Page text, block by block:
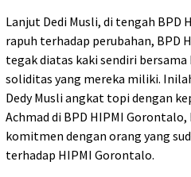
Lanjut Dedi Musli, di tengah BPD
rapuh terhadap perubahan, BPD
tegak diatas kaki sendiri
soliditas yang mereka miliki.
Dedy Musli angkat topi dengan
Achmad di BPD HIPMI
komitmen dengan orang yang
terhadap HIPMI Gorontalo.